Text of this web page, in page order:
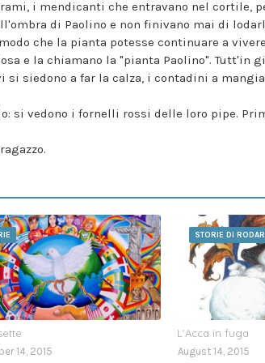
i mendicanti che entravano nel cortile,
di Paolino e non finivano mai di
che la pianta potesse continuare a
e la chiamano la "pianta Paolino". Tutt'in
si siedono a far la calza, i contadini a
si vedono i fornelli rossi delle loro pipe.
14, 2015
STORIE DI
L'Acca in fuga
August 14, 2015